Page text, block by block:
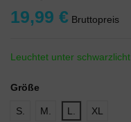
19,99 € Bruttopreis
Leuchtet unter schwarzlicht
Größe
S. M. L. XL